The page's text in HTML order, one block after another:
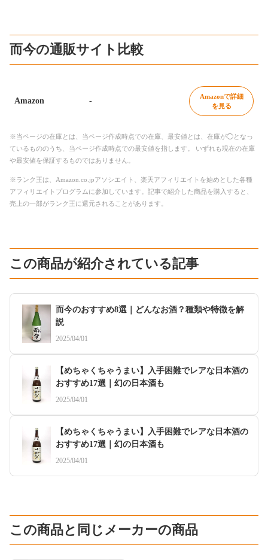
而今の通販サイト比較
Amazon -
Amazonで詳細
を見る
※当ページの在庫とは、当ページ作成時点での在庫、最安値とは、在庫が◯となっ
ているもののうち、当ページ作成時点での最安値を指します。 いずれも現在の在庫
や最安値を保証するものではありません。
※ランク王は、Amazon.co.jpアソシエイト、楽天アフィリエイトを始めとした各種
アフィリエイトプログラムに参加しています。記事で紹介した商品を購入すると、
売上の一部がランク王に還元されることがあります。
この商品が紹介されている記事
而今のおすすめ8選｜どんなお酒？種類や特徴を解
説
2025/04/01
【めちゃくちゃうまい】入手困難でレアな日本酒の
おすすめ17選｜幻の日本酒も
2025/04/01
【めちゃくちゃうまい】入手困難でレアな日本酒の
おすすめ17選｜幻の日本酒も
2025/04/01
この商品と同じメーカーの商品